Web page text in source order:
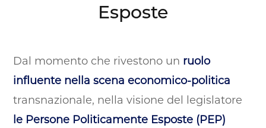
Esposte
Dal momento che rivestono un ruolo
influente nella scena economico-politica
transnazionale, nella visione del legislatore
le Persone Politicamente Esposte (PEP)